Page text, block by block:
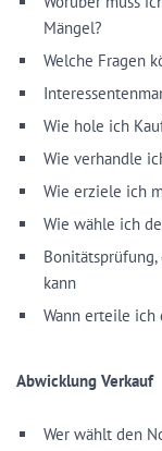
Mängel?
Welche Fragen
Wie hole ich
Wie verhandle
Wie erziele ich
Wie wähle ich
kann
Wann erteile ich
Abwicklung Verkauf
Wer wählt den